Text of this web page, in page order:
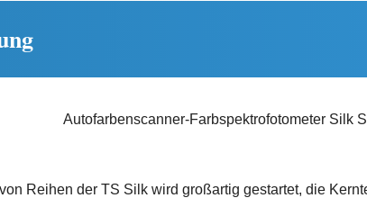
Autofarbenscanner-Farbspektrofotometer Silk
Reihen der TS Silk wird großartig gestartet, die